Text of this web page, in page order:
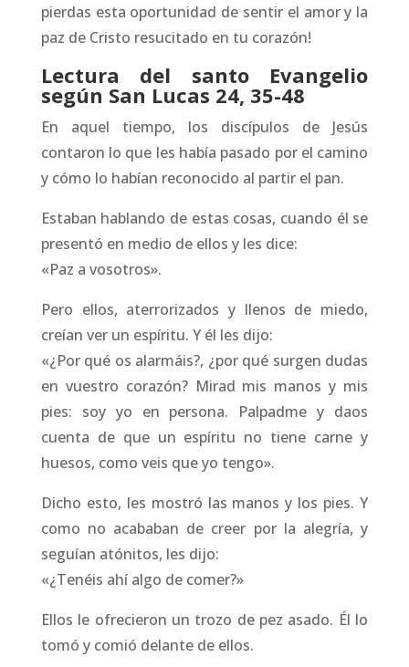
pierdas esta oportunidad de sentir el amor y la
paz de Cristo resucitado en tu corazón!
Lectura del santo Evangelio
según San Lucas 24, 35-48
En aquel tiempo, los discípulos de Jesús
contaron lo que les había pasado por el camino
y cómo lo habían reconocido al partir el pan.
Estaban hablando de estas cosas, cuando él se
presentó en medio de ellos y les dice:
«Paz a vosotros».
Pero ellos, aterrorizados y llenos de miedo,
creían ver un espíritu. Y él les dijo:
«¿Por qué os alarmáis?, ¿por qué surgen dudas
en vuestro corazón? Mirad mis manos y mis
pies: soy yo en persona. Palpadme y daos
cuenta de que un espíritu no tiene carne y
huesos, como veis que yo tengo».
Dicho esto, les mostró las manos y los pies. Y
como no acababan de creer por la alegría, y
seguían atónitos, les dijo:
«¿Tenéis ahí algo de comer?»
Ellos le ofrecieron un trozo de pez asado. Él lo
tomó y comió delante de ellos.